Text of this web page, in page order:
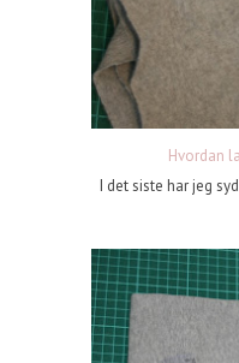
Hvordan
I det siste har jeg